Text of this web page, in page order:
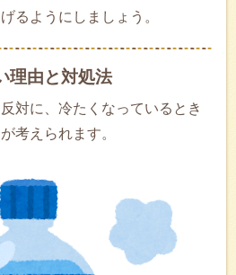
るようにしましょう。
理由と対処法
対に、冷たくなっているとき
考えられます。